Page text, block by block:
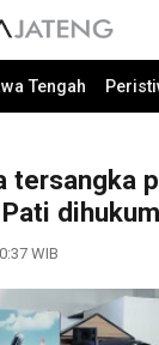
Tengah
tersangka
WIB